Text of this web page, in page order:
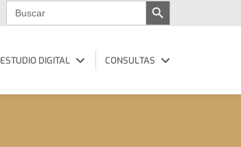
Buscar:
ESTUDIO DIGITAL CONSULTAS